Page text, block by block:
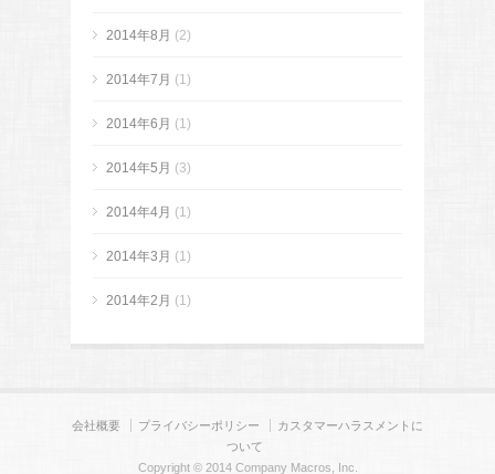
2014年8月 (2)
2014年7月 (1)
2014年6月 (1)
2014年5月 (3)
2014年4月 (1)
2014年3月 (1)
2014年2月 (1)
会社概要 プライバシーポリシー
カスタマーハラスメントに
ついて
Copyright © 2014 Company Macros, Inc.